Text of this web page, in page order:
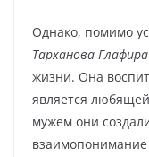
Однако, помимо
Тарханова Глафира
жизни. Она
является
мужем они